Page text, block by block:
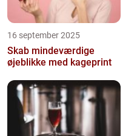
16 september 2025
Skab mindeværdige
øjeblikke med kageprint